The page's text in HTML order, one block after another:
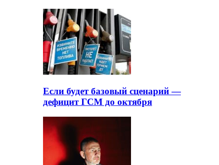
Если будет базовый сценарий —
дефицит ГСМ до октября